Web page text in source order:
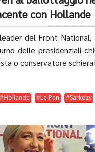
con Hollande
del Front National,
delle presidenziali
o conservatore
Hollande Le Pen Sarkozy